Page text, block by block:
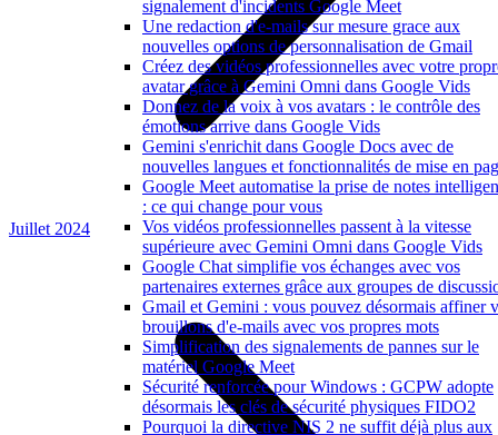
signalement d'incidents Google Meet
Une redaction d'e-mails sur mesure grace aux
nouvelles options de personnalisation de Gmail
Créez des vidéos professionnelles avec votre
avatar grâce à Gemini Omni dans Google Vids
Donnez de la voix à vos avatars : le contrôle des
émotions arrive dans Google Vids
Gemini s'enrichit dans Google Docs avec de
nouvelles langues et fonctionnalités de mise en
Google Meet automatise la prise de notes
: ce qui change pour vous
Vos vidéos professionnelles passent à la vitesse
supérieure avec Gemini Omni dans Google Vids
Google Chat simplifie vos échanges avec vos
partenaires externes grâce aux groupes de
Gmail et Gemini : vous pouvez désormais affiner
brouillons d'e-mails avec vos propres mots
Simplification des signalements de pannes sur le
matériel Google Meet
Sécurité renforcée pour Windows : GCPW adopte
désormais les clés de sécurité physiques FIDO2
Pourquoi la directive NIS 2 ne suffit déjà plus aux
Juillet 2024